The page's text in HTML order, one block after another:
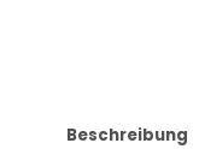
Beschreibung